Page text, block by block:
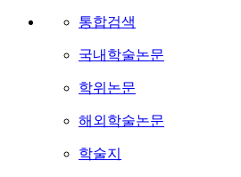
통합검색
국내학술논문
학위논문
해외학술논문
학술지